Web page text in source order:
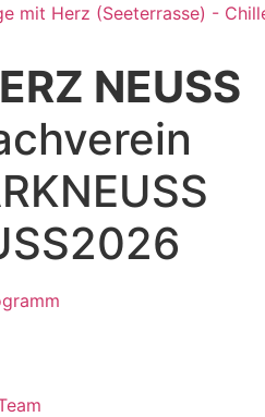
mit Herz (Seeterrasse) -
NEUSS